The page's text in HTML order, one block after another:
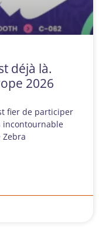
déjà là.
2026
fier de participer
incontournable